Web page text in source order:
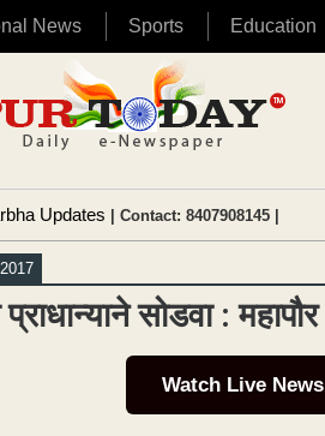
News Sports Education
Updates | Contact: 8407908145 |
सोडवा : महापौर
Watch Live News